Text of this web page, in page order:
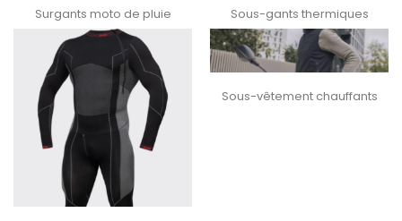
Surgants moto de pluie Sous-gants thermiques
Sous-vêtement chauffants